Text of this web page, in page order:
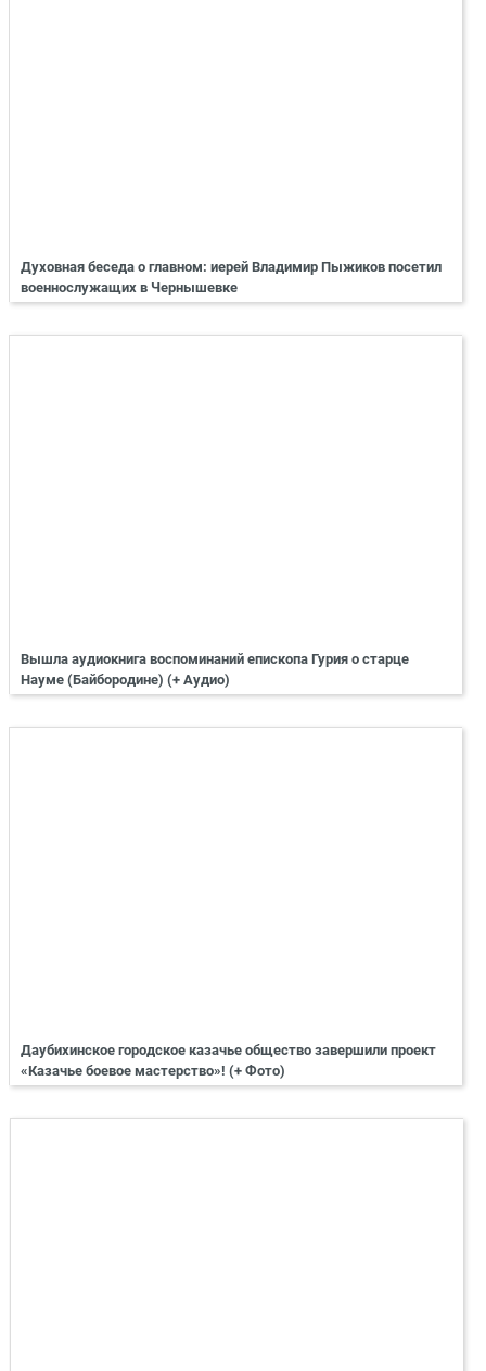
Духовная беседа о главном: иерей Владимир Пыжиков посетил
военнослужащих в Чернышевке
Вышла аудиокнига воспоминаний епископа Гурия о старце
Науме (Байбородине) (+ Аудио)
Даубихинское городское казачье общество завершили проект
«Казачье боевое мастерство»! (+ Фото)